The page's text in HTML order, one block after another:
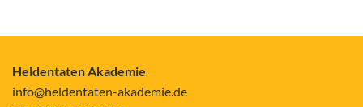
Heldentaten Akademie
info@heldentaten-akademie.de